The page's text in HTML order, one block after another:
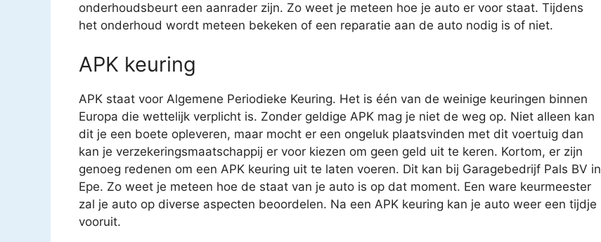
onderhoudsbeurt een aanrader zijn. Zo weet je meteen hoe je auto er voor staat. Tijdens
het onderhoud wordt meteen bekeken of een reparatie aan de auto nodig is of niet.
APK keuring
APK staat voor Algemene Periodieke Keuring. Het is één van de weinige keuringen binnen
Europa die wettelijk verplicht is. Zonder geldige APK mag je niet de weg op. Niet alleen kan
dit je een boete opleveren, maar mocht er een ongeluk plaatsvinden met dit voertuig dan
kan je verzekeringsmaatschappij er voor kiezen om geen geld uit te keren. Kortom, er zijn
genoeg redenen om een APK keuring uit te laten voeren. Dit kan bij Garagebedrijf Pals BV in
Epe. Zo weet je meteen hoe de staat van je auto is op dat moment. Een ware keurmeester
zal je auto op diverse aspecten beoordelen. Na een APK keuring kan je auto weer een tijdje
vooruit.